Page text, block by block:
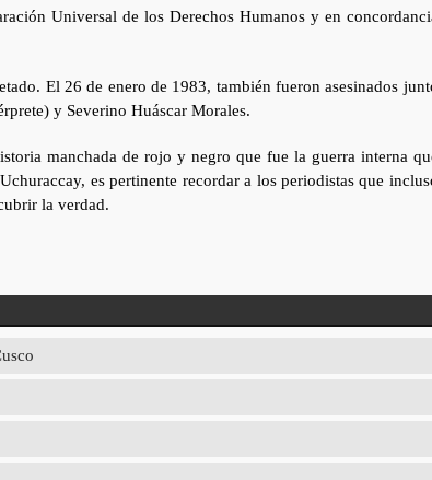
Universal de los Derechos Humanos y en
El 26 de enero de 1983, también fueron asesinados
y Severino Huáscar Morales.
manchada de rojo y negro que fue la guerra interna
es pertinente recordar a los periodistas que
la verdad.